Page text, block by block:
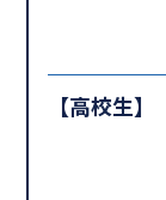
【高校生】